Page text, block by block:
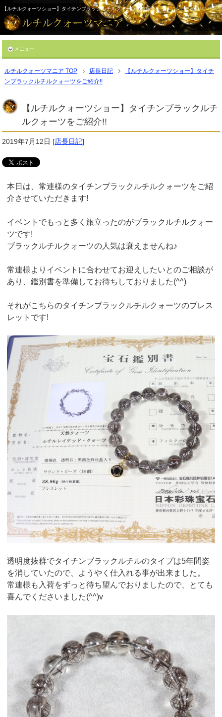
【ルチルクォーツショー】タイチンブラックルチルクォーツをご紹介!!
メニュー
ルチルクォーツマニア TOP 店長日記
【ルチルクォーツショー】タイチ
ンブラックルチルクォーツをご紹介!!
【ルチルクォーツショー】タイチンブラックルチ
ルクォーツをご紹介!!
2019年7月12日 [店長日記]
本日は、常連様のタイチンブラックルチルクォーツをご紹
介させていただきます!
イベントでもっと多く旅立ったのがブラックルチルクォー
ツです!
ブラックルチルクォーツの人気は衰えませんね♪
常連様よりイベントに合わせてお迎えしたいとのご相談が
あり、鑑別書を準備してお待ちしておりました(^^)
それがこちらのタイチンブラックルチルクォーツのブレス
レットです!
透明度抜群でタイチンブラックルチルのタイプは5年間姿
を消していたので、ようやく仕入れる事が出来ました。
常連様も入荷をずっと待ち望んでおりましたので、とても
喜んでくださいました(^^)v